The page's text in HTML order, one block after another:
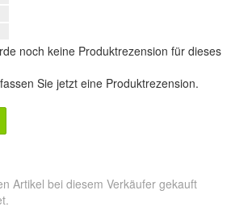
noch keine Produktrezension für dieses
Sie jetzt eine Produktrezension.
Artikel bei diesem Verkäufer gekauft